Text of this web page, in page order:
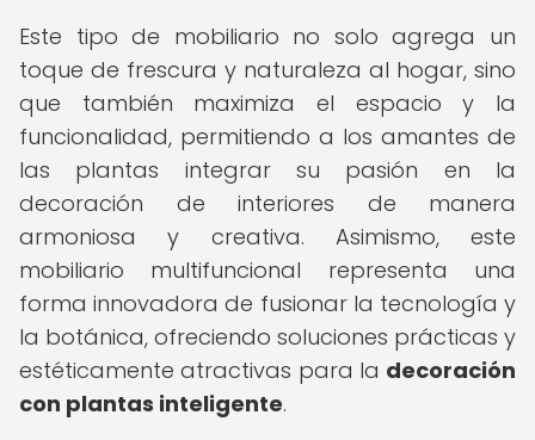
Este tipo de mobiliario no solo agrega un
toque de frescura y naturaleza al hogar, sino
que también maximiza el espacio y la
funcionalidad, permitiendo a los amantes de
las plantas integrar su pasión en la
decoración de interiores de manera
armoniosa y creativa. Asimismo, este
mobiliario multifuncional representa una
forma innovadora de fusionar la tecnología y
la botánica, ofreciendo soluciones prácticas y
estéticamente atractivas para la decoración
con plantas inteligente.